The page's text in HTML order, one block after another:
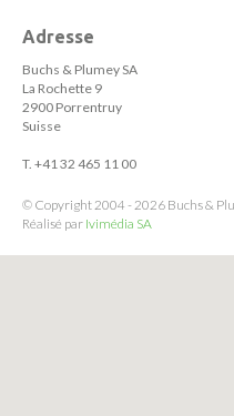
Adresse
Buchs & Plumey SA
La Rochette 9
2900 Porrentruy
Suisse
T. +41 32 465 11 00
© Copyright 2004 - 2026 Buchs &
Réalisé par Ivimédia SA